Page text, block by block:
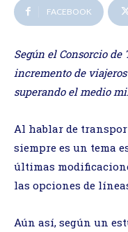
FACEBOOK
Según el Consorcio de
incremento de
superando el medio
Al hablar de
siempre es un tema
últimas
las opciones de
Aún así, según un